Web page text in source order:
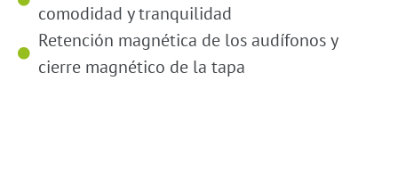
comodidad y tranquilidad
Retención magnética de los audífonos y
cierre magnético de la tapa